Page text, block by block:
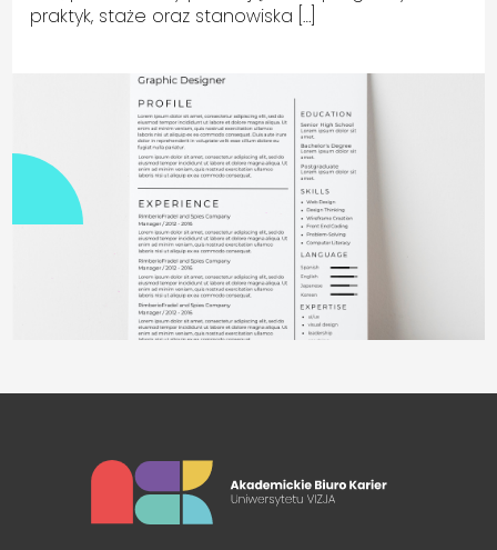
praktyk, staże oraz stanowiska […]